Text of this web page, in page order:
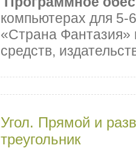
компьютерах для
«Страна Фантазия»
средств,
Угол. Прямой и
треугольник